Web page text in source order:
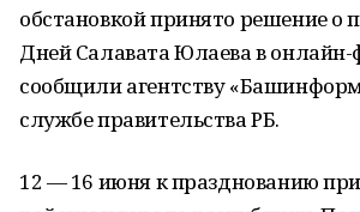
обстановкой принято решение о
Дней Салавата Юлаева в
сообщили агентству
службе правительства РБ.
12 — 16 июня к празднованию